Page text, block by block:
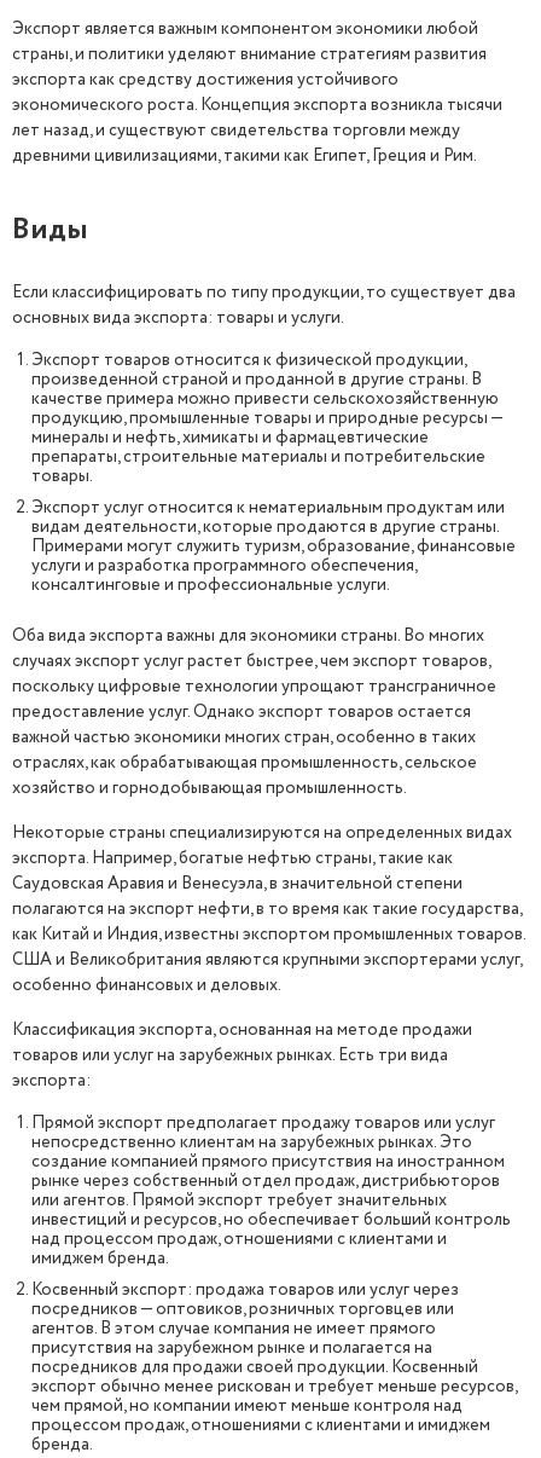
Экспорт является важным компонентом экономики любой
страны, и политики уделяют внимание стратегиям развития
экспорта как средству достижения устойчивого
экономического роста. Концепция экспорта возникла тысячи
лет назад, и существуют свидетельства торговли между
древними цивилизациями, такими как Египет, Греция и Рим.
Виды
Если классифицировать по типу продукции, то существует два
основных вида экспорта: товары и услуги.
Экспорт товаров относится к физической продукции,
произведенной страной и проданной в другие страны. В
качестве примера можно привести сельскохозяйственную
продукцию, промышленные товары и природные ресурсы —
минералы и нефть, химикаты и фармацевтические
препараты, строительные материалы и потребительские
товары.
Экспорт услуг относится к нематериальным продуктам или
видам деятельности, которые продаются в другие страны.
Примерами могут служить туризм, образование, финансовые
услуги и разработка программного обеспечения,
консалтинговые и профессиональные услуги.
Оба вида экспорта важны для экономики страны. Во многих
случаях экспорт услуг растет быстрее, чем экспорт товаров,
поскольку цифровые технологии упрощают трансграничное
предоставление услуг. Однако экспорт товаров остается
важной частью экономики многих стран, особенно в таких
отраслях, как обрабатывающая промышленность, сельское
хозяйство и горнодобывающая промышленность.
Некоторые страны специализируются на определенных видах
экспорта. Например, богатые нефтью страны, такие как
Саудовская Аравия и Венесуэла, в значительной степени
полагаются на экспорт нефти, в то время как такие государства,
как Китай и Индия, известны экспортом промышленных товаров.
США и Великобритания являются крупными экспортерами услуг,
особенно финансовых и деловых.
Классификация экспорта, основанная на методе продажи
товаров или услуг на зарубежных рынках. Есть три вида
экспорта:
Прямой экспорт предполагает продажу товаров или услуг
непосредственно клиентам на зарубежных рынках. Это
создание компанией прямого присутствия на иностранном
рынке через собственный отдел продаж, дистрибьюторов
или агентов. Прямой экспорт требует значительных
инвестиций и ресурсов, но обеспечивает больший контроль
над процессом продаж, отношениями с клиентами и
имиджем бренда.
Косвенный экспорт: продажа товаров или услуг через
посредников — оптовиков, розничных торговцев или
агентов. В этом случае компания не имеет прямого
присутствия на зарубежном рынке и полагается на
посредников для продажи своей продукции. Косвенный
экспорт обычно менее рискован и требует меньше ресурсов,
чем прямой, но компании имеют меньше контроля над
процессом продаж, отношениями с клиентами и имиджем
бренда.